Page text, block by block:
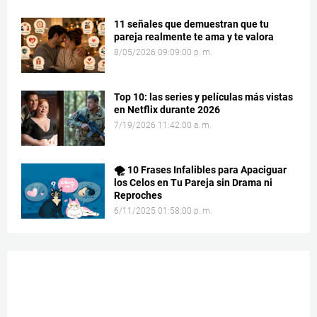
11 señales que demuestran que tu
pareja realmente te ama y te valora
8/05/2026 09:09:00 p. m.
Top 10: las series y películas más vistas
en Netflix durante 2026
7/19/2026 11:42:00 a. m.
🌪️ 10 Frases Infalibles para Apaciguar
los Celos en Tu Pareja sin Drama ni
Reproches
6/11/2025 01:58:00 p. m.